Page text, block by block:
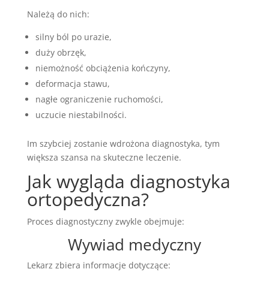
Należą do nich:
silny ból po urazie,
duży obrzęk,
niemożność obciążenia kończyny,
deformacja stawu,
nagłe ograniczenie ruchomości,
uczucie niestabilności.
Im szybciej zostanie wdrożona diagnostyka, tym
większa szansa na skuteczne leczenie.
Jak wygląda diagnostyka
ortopedyczna?
Proces diagnostyczny zwykle obejmuje:
Wywiad medyczny
Lekarz zbiera informacje dotyczące: